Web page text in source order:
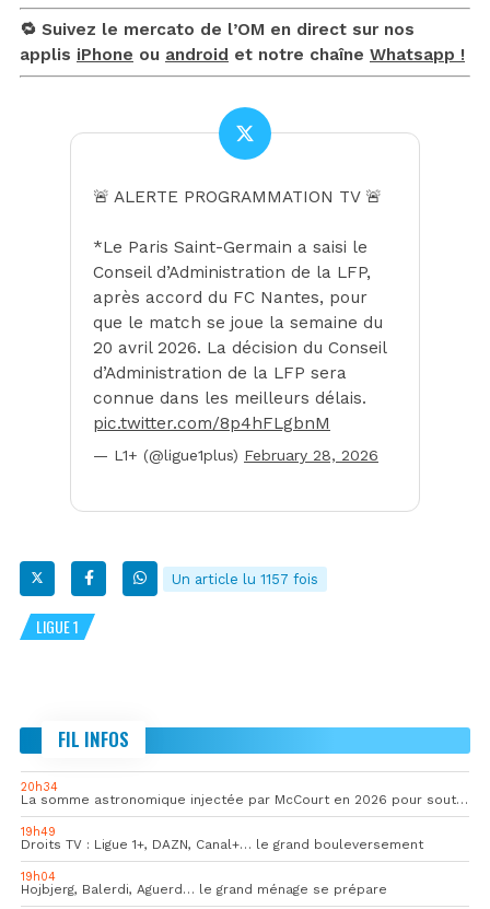
🔁 Suivez le mercato de l’OM en direct sur nos
applis iPhone ou android et notre chaîne Whatsapp !
🚨 ALERTE PROGRAMMATION TV 🚨
*Le Paris Saint-Germain a saisi le
Conseil d’Administration de la LFP,
après accord du FC Nantes, pour
que le match se joue la semaine du
20 avril 2026. La décision du Conseil
d’Administration de la LFP sera
connue dans les meilleurs délais.
pic.twitter.com/8p4hFLgbnM
— L1+ (@ligue1plus) February 28, 2026
Un article lu 1157 fois
LIGUE 1
FIL INFOS
20h34
La somme astronomique injectée par McCourt en 2026 pour soutenir l’OM
19h49
Droits TV : Ligue 1+, DAZN, Canal+… le grand bouleversement
19h04
Hojbjerg, Balerdi, Aguerd… le grand ménage se prépare